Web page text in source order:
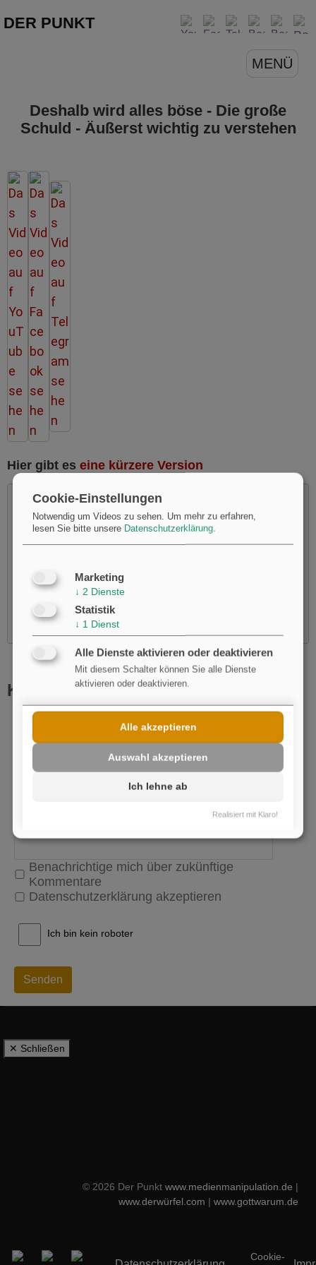
DER PUNKT
MENÜ
Deshalb wird alles böse - Die große
Schuld - Äußerst wichtig zu verstehen
Hier gibt es eine kürzere Version
Möchten Sie vonYoutubebereitgestellte externe Inhalte
Kommentar schreiben
E-Mail
Benachrichtige mich über zukünftige
Kommentare
Datenschutzerklärung akzeptieren
Ich bin kein roboter
Senden
✕ Schließen
© 2026 Der Punkt www.medienmanipulation.de |
www.derwürfel.com | www.gottwarum.de
Cookie-
Cookie-Einstellungen
Notwendig um Videos zu sehen. Um mehr zu erfahren,
lesen Sie bitte unsere Datenschutzerklärung.
Marketing
↓ 2 Dienste
Statistik
↓ 1 Dienst
Alle Dienste aktivieren oder deaktivieren
Mit diesem Schalter können Sie alle Dienste
aktivieren oder deaktivieren.
Ich lehne ab
Auswahl akzeptieren
Alle akzeptieren
Realisiert mit Klaro!